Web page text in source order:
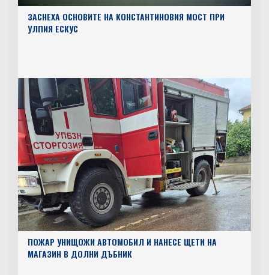
ЗАСНЕХА ОСНОВИТЕ НА КОНСТАНТИНОВИЯ МОСТ ПРИ
УЛПИЯ ЕСКУС
ПОЖАР УНИЩОЖИ АВТОМОБИЛ И НАНЕСЕ ЩЕТИ НА
МАГАЗИН В ДОЛНИ ДЪБНИК